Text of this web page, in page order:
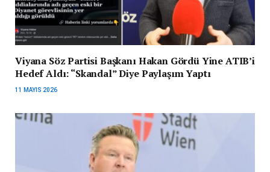
Viyana Söz Partisi Başkanı Hakan Gördü Yine ATIB’i
Hedef Aldı: “Skandal” Diye Paylaşım Yaptı
11 MAYIS 2026